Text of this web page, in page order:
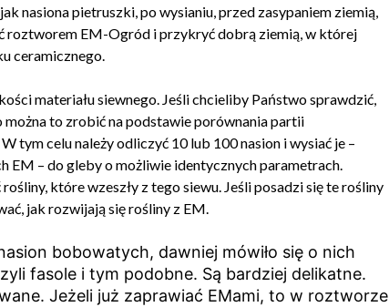
nasiona pietruszki, po wysianiu, przed zasypaniem ziemią,
roztworem EM-Ogród i przykryć dobrą ziemią, w której
ceramicznego.
materiału siewnego. Jeśli chcieliby Państwo sprawdzić,
można to zrobić na podstawie porównania partii
tym celu należy odliczyć 10 lub 100 nasion i wysiać je –
EM – do gleby o możliwie identycznych parametrach.
które wzeszły z tego siewu. Jeśli posadzi się te rośliny
jak rozwijają się rośliny z EM.
bobowatych, dawniej mówiło się o nich
fasole i tym podobne. Są bardziej delikatne.
Jeżeli już zaprawiać EMami, to w roztworze